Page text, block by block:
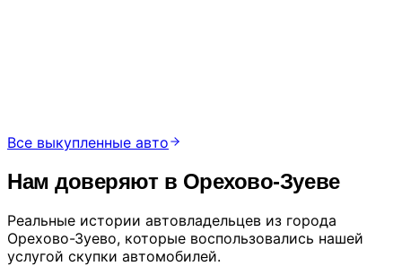
Орехово-Зуево, ул. Молодёжная, д. 11
Все выкупленные авто
Нам доверяют в Орехово-Зуеве
Реальные истории автовладельцев из города
Орехово-Зуево, которые воспользовались нашей
услугой скупки автомобилей.